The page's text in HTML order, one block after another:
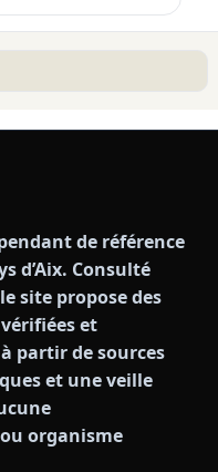
de référence
d’Aix. Consulté
site propose des
et
partir de sources
et une veille
organisme